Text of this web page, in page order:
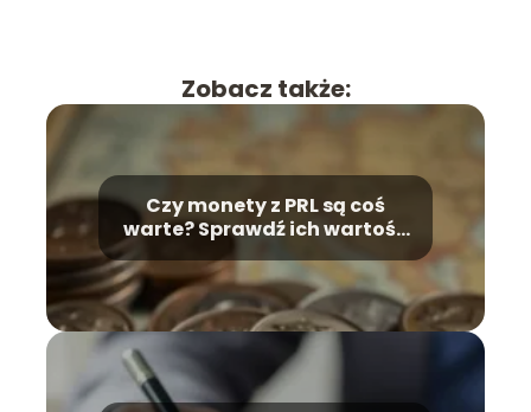
Zobacz także:
Czy monety z PRL są coś
warte? Sprawdź ich wartość
numizmatyczną